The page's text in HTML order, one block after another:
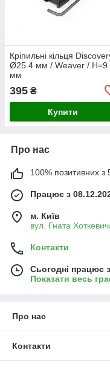
Кріпильні кільця
Ø25.4 мм / Weaver / Н=9
мм
395 ₴
Купити
Про нас
100% позитивних з
Працює з
м. Київ
вул. Гната
Контакти
Сьогодні працює
Показати весь
Про нас
Контакти